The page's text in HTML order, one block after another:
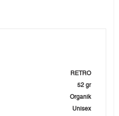
RETRO
52 gr
Organik
Unisex